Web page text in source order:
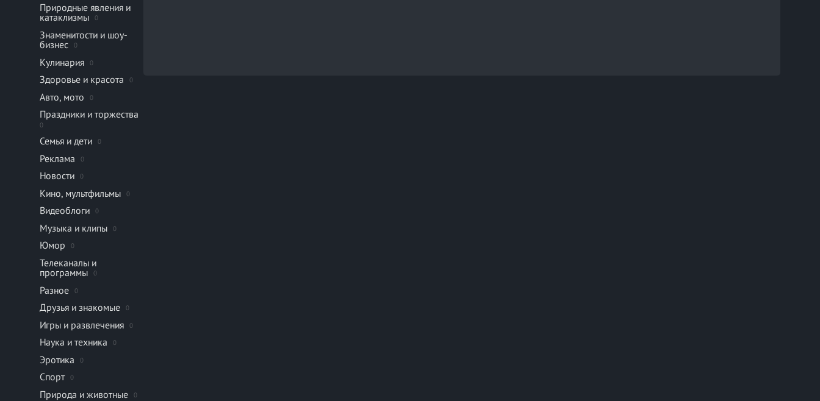
Природные явления и
катаклизмы
0
Знаменитости и шоу-
бизнес
0
Кулинария 0
Здоровье и красота 0
Авто, мото 0
Праздники и торжества
0
Семья и дети 0
Реклама 0
Новости 0
Кино, мультфильмы 0
Видеоблоги 0
Музыка и клипы 0
Юмор 0
Телеканалы и
программы
0
Разное 0
Друзья и знакомые 0
Игры и развлечения 0
Наука и техника 0
Эротика 0
Спорт 0
Природа и животные 0